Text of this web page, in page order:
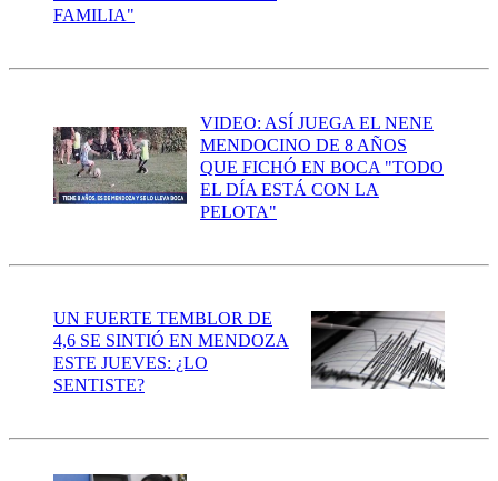
FAMILIA"
VIDEO: ASÍ JUEGA EL NENE
MENDOCINO DE 8 AÑOS
QUE FICHÓ EN BOCA "TODO
EL DÍA ESTÁ CON LA
PELOTA"
UN FUERTE TEMBLOR DE
4,6 SE SINTIÓ EN MENDOZA
ESTE JUEVES: ¿LO
SENTISTE?